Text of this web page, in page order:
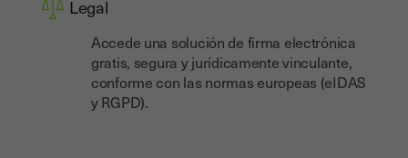
Legal
Accede una solución de firma electrónica
gratis, segura y jurídicamente vinculante,
conforme con las normas europeas (eIDAS
y RGPD).